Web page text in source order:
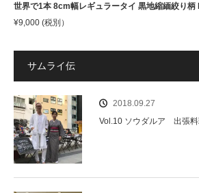
世界で1本 8cm幅レギュラータイ 黒地縮緬絞り柄
¥9,000 (税別）
サムライ伝
2018.09.27
Vol.10 ソウダルア 出張料